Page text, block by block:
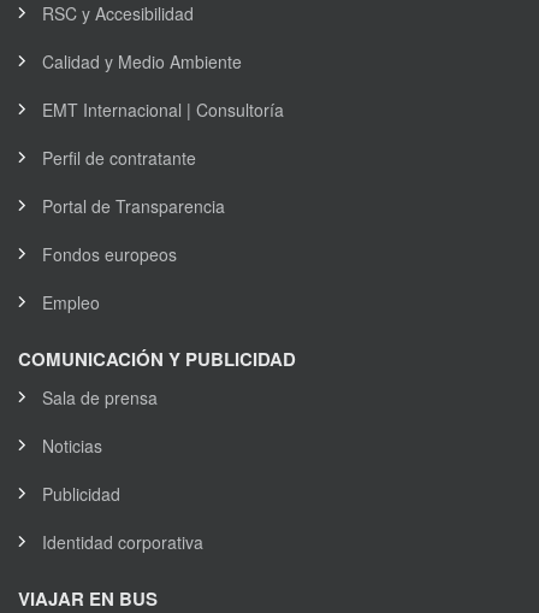
RSC y Accesibilidad
Calidad y Medio Ambiente
EMT Internacional | Consultoría
Perfil de contratante
Portal de Transparencia
Fondos europeos
Empleo
COMUNICACIÓN Y PUBLICIDAD
Sala de prensa
Noticias
Publicidad
Identidad corporativa
VIAJAR EN BUS